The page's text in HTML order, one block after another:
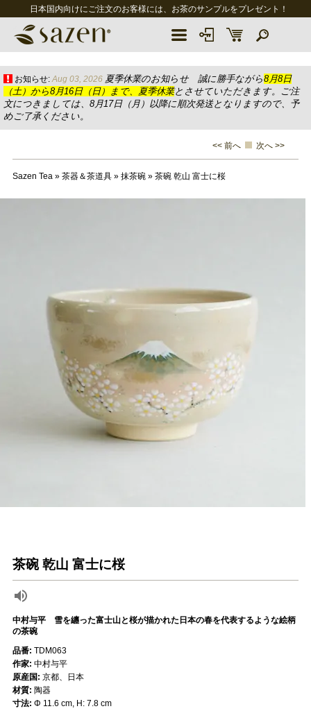
日本国内向けにご注文のお客様には、お茶のサンプルをプレゼント！
お知らせ: Aug 03, 2026 夏季休業のお知らせ 誠に勝手ながら8月8日
（土）から8月16日（日）まで、夏季休業とさせていただきます。ご注
文につきましては、8月17日（月）以降に順次発送となりますので、予
めご了承ください。
<< 前へ 次へ >>
Sazen Tea» 茶器＆茶道具» 抹茶碗» 茶碗 乾山 富士に桜
茶碗 乾山 富士に桜
中村与平 雪を纏った富士山と桜が描かれた日本の春を代表するような絵柄
の茶碗
品番: TDM063
作家: 中村与平
原産国: 京都、日本
材質: 陶器
寸法: Φ 11.6 cm, H: 7.8 cm